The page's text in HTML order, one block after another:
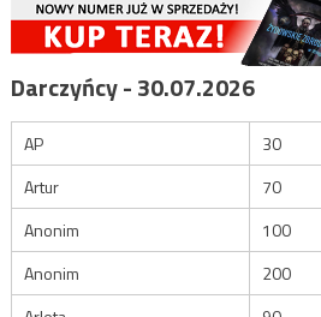
Darczyńcy - 30.07.2026
AP
30
Artur
70
Anonim
100
Anonim
200